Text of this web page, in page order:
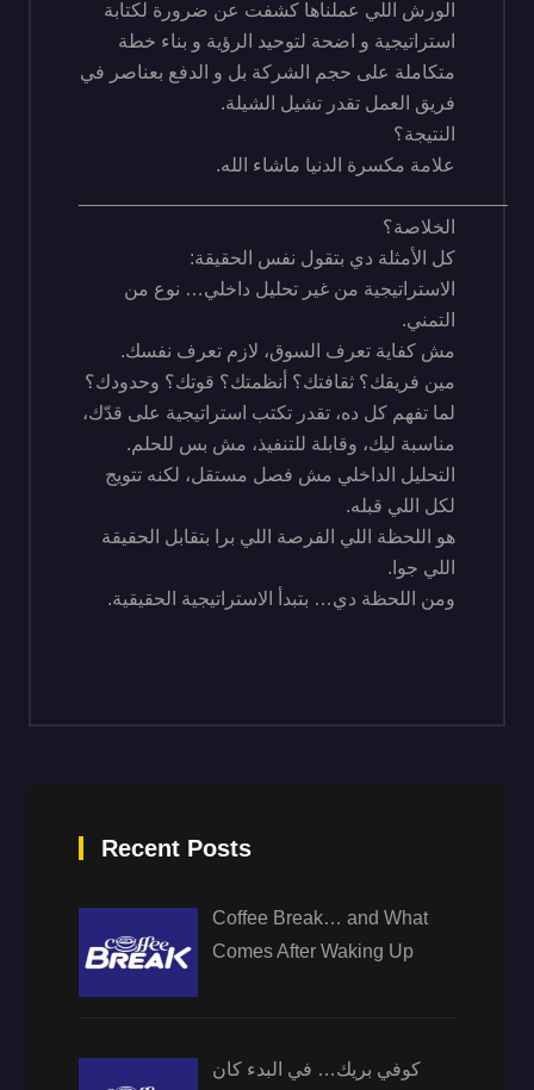
الورش اللي عملناها كشفت عن ضرورة لكتابة
استراتيجية و اضحة لتوحيد الرؤية و بناء خطة
متكاملة على حجم الشركة بل و الدفع بعناصر في
فريق العمل تقدر تشيل الشيلة.
النتيجة؟
علامة مكسرة الدنيا ماشاء الله.
الخلاصة؟
كل الأمثلة دي بتقول نفس الحقيقة:
الاستراتيجية من غير تحليل داخلي… نوع من
التمني.
مش كفاية تعرف السوق، لازم تعرف نفسك.
مين فريقك؟ ثقافتك؟ أنظمتك؟ قوتك؟ وحدودك؟
لما تفهم كل ده، تقدر تكتب استراتيجية على قدّك،
مناسبة ليك، وقابلة للتنفيذ، مش بس للحلم.
التحليل الداخلي مش فصل مستقل، لكنه تتويج
لكل اللي قبله.
هو اللحظة اللي الفرصة اللي برا بتقابل الحقيقة
اللي جوا.
ومن اللحظة دي… بتبدأ الاستراتيجية الحقيقية.
Recent Posts
Coffee Break… and What
Comes After Waking Up
كوفي بريك… في البدء كان